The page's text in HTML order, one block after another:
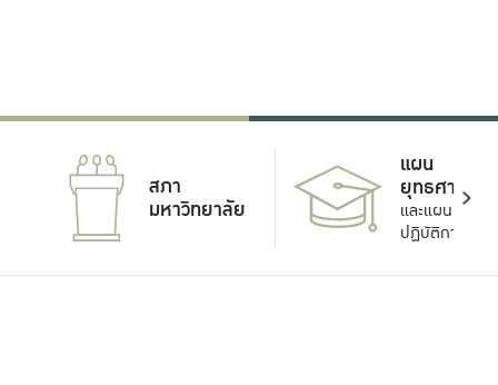
สภา
มหาวิทยาลัย
แผน
ยุทธศาสตร์
และแผน
ปฏิบัติการ